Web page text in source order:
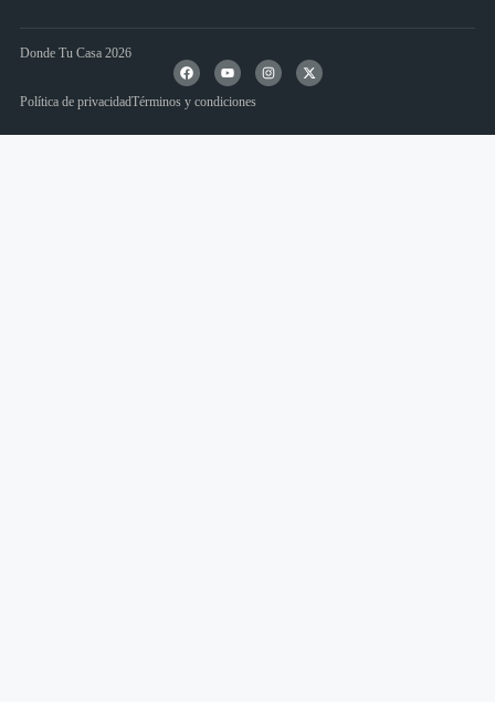
Donde Tu Casa 2026
Política de privacidadTérminos y condiciones